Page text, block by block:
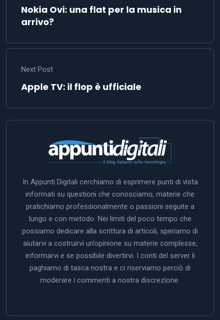
Nokia Ovi: una flat per la musica in
arrivo?
Next Post
Apple TV: il flop è ufficiale
In Appunti Digitali cerchiamo di esprimere punti di vista
informati su questioni che conosciamo, materie che
pratichiamo professionalmente o passioni seguite a
lungo e con metodo. Nei limiti del poco tempo che
possiamo dedicare alla scrittura di articoli, speriamo di
aiutarvi a costruirvi un’opinione su materie complesse,
informarvi e se possibile divertirvi. I conti del server li
paghiamo di tasca nostra e ci riserviamo perciò di
moderare i commenti a nostra discrezione.